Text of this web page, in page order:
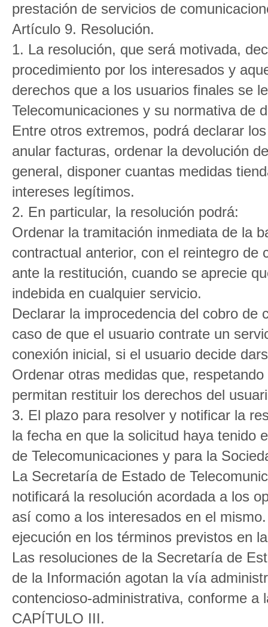
prestación de servicios de
Artículo 9. Resolución.
1. La resolución, que será motivada,
procedimiento por los interesados y
derechos que a los usuarios finales se
Telecomunicaciones y su normativa de
Entre otros extremos, podrá declarar
anular facturas, ordenar la devolución
general, disponer cuantas medidas
intereses legítimos.
2. En particular, la resolución podrá:
Ordenar la tramitación inmediata de la
contractual anterior, con el reintegro
ante la restitución, cuando se aprecie
indebida en cualquier servicio.
Declarar la improcedencia del cobro de
caso de que el usuario contrate un
conexión inicial, si el usuario decide
Ordenar otras medidas que,
permitan restituir los derechos del
3. El plazo para resolver y notificar la
la fecha en que la solicitud haya tenido
de Telecomunicaciones y para la
La Secretaría de Estado de
notificará la resolución acordada a los
así como a los interesados en el
ejecución en los términos previstos en
Las resoluciones de la Secretaría de
de la Información agotan la vía
contencioso-administrativa, conforme a
CAPÍTULO III.